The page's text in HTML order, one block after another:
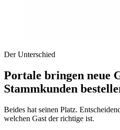
Der Unterschied
Portale bringen neue
Stammkunden
Beides hat seinen Platz.
welchen Gast der richtige ist.